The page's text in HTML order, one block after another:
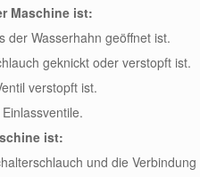
Maschine ist:
der Wasserhahn geöffnet ist.
geknickt oder verstopft ist.
verstopft ist.
ist:
und die Verbindung